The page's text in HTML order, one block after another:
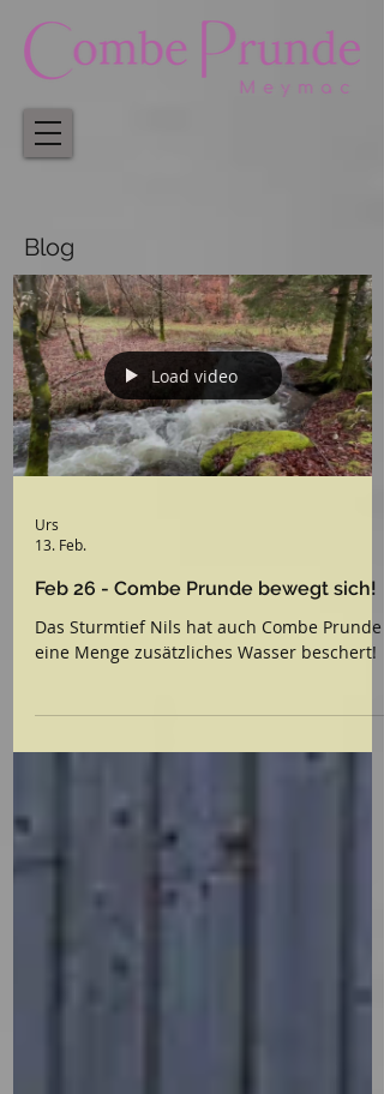
Blog
Load video
Urs
13. Feb.
Feb 26 - Combe Prunde bewegt sich!
Das Sturmtief Nils hat auch Combe Prunde
eine Menge zusätzliches Wasser beschert!